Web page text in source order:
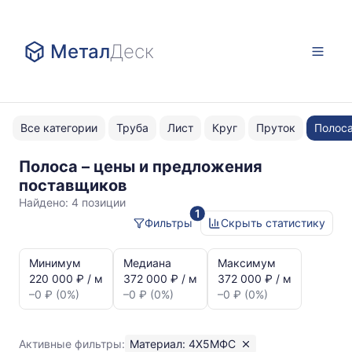
МеталДеск
Все категории Труба Лист Круг Пруток
Полоса – цены и предложения
поставщиков
Найдено: 4 позиции
1
Фильтры
Скрыть статистику
динамика
цен:
Полоса
Показаны
Минимум
220 000 ₽ / м
–0 ₽ (0%)
Медиана
372 000 ₽ / м
–0 ₽ (0%)
Максимум
372 000 ₽ / м
–0 ₽ (0%)
Активные фильтры: Материал: 4Х5МФС